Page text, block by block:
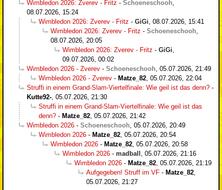
Wimbledon 2026: Zverev - Fritz - Schoeneschooh
08.07.2026, 15:24
Wimbledon 2026: Zverev - Fritz - GiGi 08.07.2026, 15:41
Wimbledon 2026: Zverev - Fritz - Schoeneschooh
08.07.2026, 20:05
Wimbledon 2026: Zverev - Fritz - GiGi
09.07.2026, 00:02
Wimbledon 2026 - Zverev - Schoeneschooh 05.07.2026, 21:49
Wimbledon 2026 - Zverev - Matze_82 05.07.2026, 22:04
Struffi in einem Grand-Slam-Viertelfinale: Wie geil ist das denn? -
Kutte92- 05.07.2026, 21:30
Struffi in einem Grand-Slam-Viertelfinale: Wie geil ist das
denn? - Matze_82 05.07.2026, 21:42
Wimbledon 2026 - Schoeneschooh 05.07.2026, 20:49
Wimbledon 2026 - Matze_82 05.07.2026, 20:54
Wimbledon 2026 - Matze_82 05.07.2026, 20:58
Wimbledon 2026 - madball 05.07.2026, 21:16
Wimbledon 2026 - Matze_82 05.07.2026, 21:19
Aufgegeben! Struff im VF - Matze_82
05.07.2026, 21:27